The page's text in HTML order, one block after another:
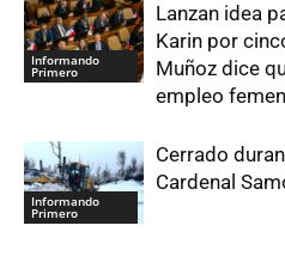
Informando
Primero
Lanzan idea
Karin por
Muñoz dice
empleo
Informando
Primero
Cerrado
Cardenal